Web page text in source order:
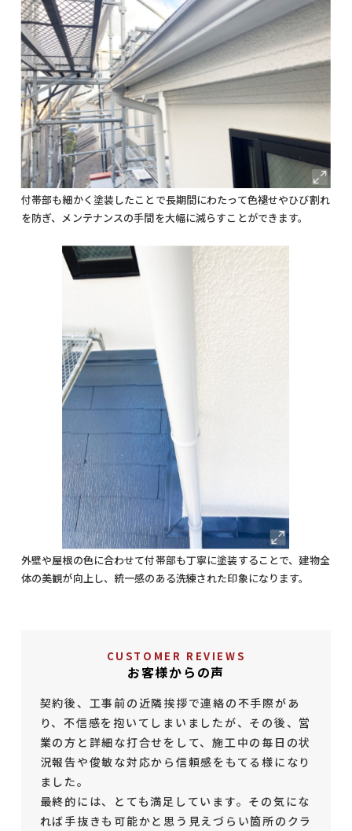
付帯部も細かく塗装したことで長期間にわたって色褪せやひび割れ
を防ぎ、メンテナンスの手間を大幅に減らすことができます。
外壁や屋根の色に合わせて付帯部も丁寧に塗装することで、建物全
体の美観が向上し、統一感のある洗練された印象になります。
CUSTOMER REVIEWS
お客様からの声
契約後、工事前の近隣挨拶で連絡の不手際があ
り、不信感を抱いてしまいましたが、その後、営
業の方と詳細な打合せをして、施工中の毎日の状
況報告や俊敏な対応から信頼感をもてる様になり
ました。
最終的には、とても満足しています。その気にな
れば手抜きも可能かと思う見えづらい箇所のクラ